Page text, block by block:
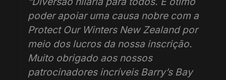
poder apoiar uma causa nobre com a
Protect Our Winters New Zealand por
meio dos lucros da nossa inscrição.
Muito obrigado aos nossos
patrocinadores incríveis Barry’s Bay